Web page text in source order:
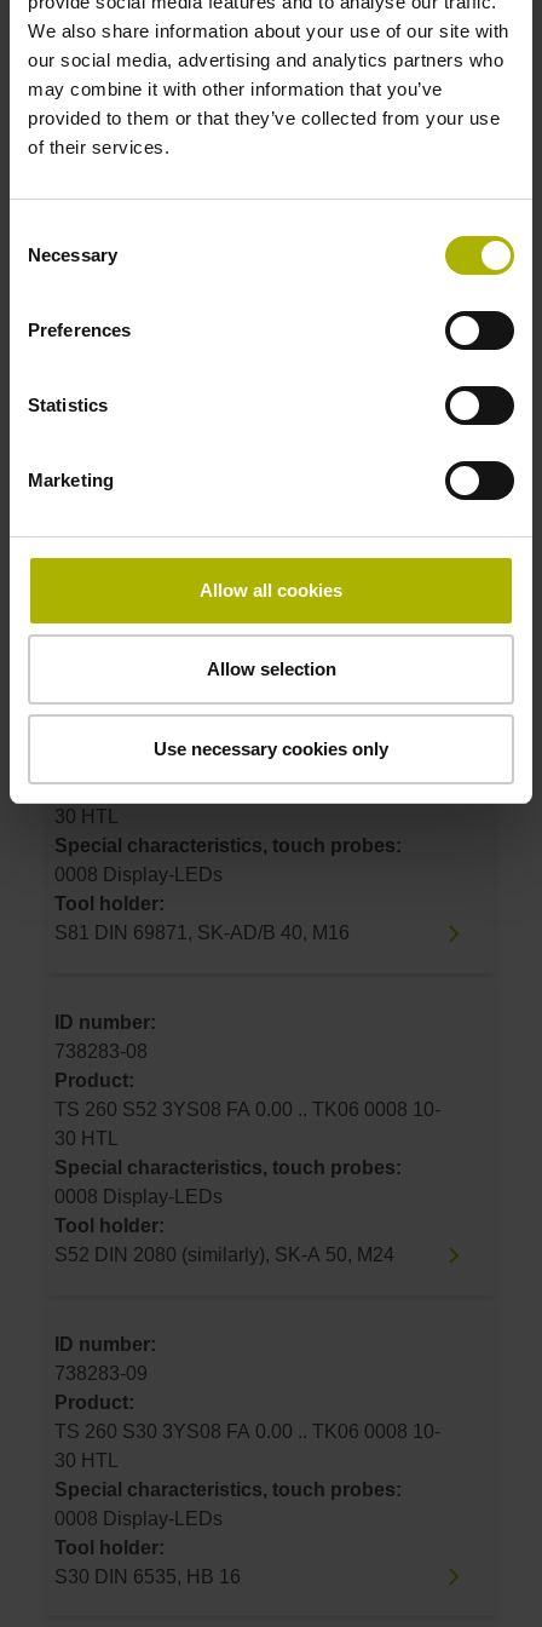
We also share information about your use of our site with
our social media, advertising and analytics partners who
may combine it with other information that you’ve
provided to them or that they’ve collected from your use
of their services.
Selection
Necessary
Preferences
Statistics
Marketing
Allow all cookies
Allow selection
Use necessary cookies only
ID number:
738283-05
Product:
TS 260 S27 3YS08 FA 0.00 .. TK06 0008 10-
Special characteristics, touch probes:
Tool holder:
738283-06
30 HTL
0008 Display-LEDs
ID number:
TS 260 S81 3YS08 FA 0.00 .. TK06 0008 10-
30 HTL
Special characteristics, touch probes:
0008 Display-LEDs
Tool holder:
S81 DIN 69871, SK-AD/B 40, M16
ID number:
738283-08
Product:
TS 260 S52 3YS08 FA 0.00 .. TK06 0008 10-
30 HTL
Special characteristics, touch probes:
0008 Display-LEDs
Tool holder:
S52 DIN 2080 (similarly), SK-A 50, M24
ID number:
738283-09
Product:
TS 260 S30 3YS08 FA 0.00 .. TK06 0008 10-
30 HTL
Special characteristics, touch probes:
0008 Display-LEDs
Tool holder:
S30 DIN 6535, HB 16